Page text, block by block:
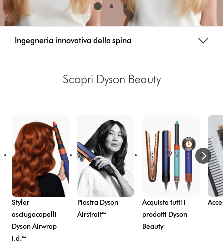
Ingegneria innovativa della spina
Scopri Dyson Beauty
Styler
asciugacapelli
Dyson Airwrap
i.d.™
Piastra Dyson
Airstrait™
Acquista tutti i
prodotti Dyson
Beauty